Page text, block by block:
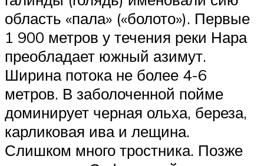
область «пала» («болото»). Первые
1 900 метров у течения реки Нара
преобладает южный азимут.
Ширина потока не более 4-6
метров. В заболоченной пойме
доминирует черная ольха, береза,
карликовая ива и лещина.
Слишком много тростника. Позже